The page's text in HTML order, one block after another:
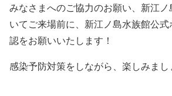
みなさまへのご協力のお願い、新江
いてご来場前に、新江ノ島水族館公
認をお願いいたします！
感染予防対策をしながら、楽しみまし